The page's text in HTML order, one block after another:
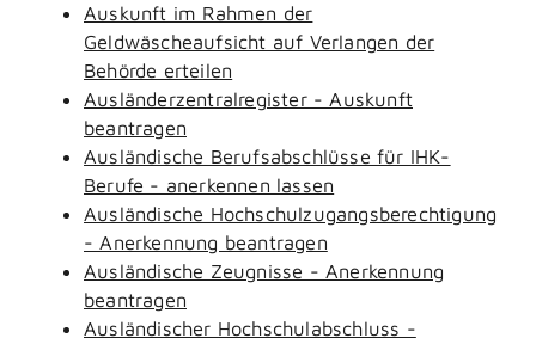
Auskunft im Rahmen der
Geldwäscheaufsicht auf Verlangen der
Behörde erteilen
Ausländerzentralregister - Auskunft
beantragen
Ausländische Berufsabschlüsse für IHK-
Berufe - anerkennen lassen
Ausländische Hochschulzugangsberechtigung
- Anerkennung beantragen
Ausländische Zeugnisse - Anerkennung
beantragen
Ausländischer Hochschulabschluss -